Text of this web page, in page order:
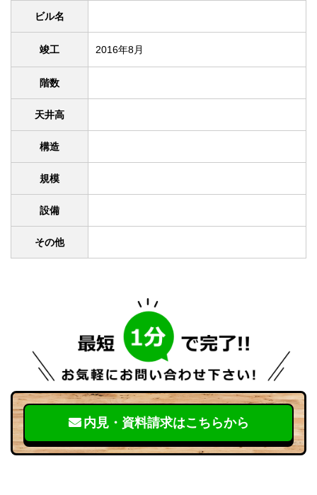
ビル名
竣工 2016年8月
階数
天井高
構造
規模
設備
その他
内見・資料請求はこちらから